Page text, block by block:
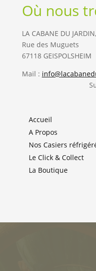
Où nous
LA CABANE DU JARDIN,
Rue des Muguets
67118 GEISPOLSHEIM
Mail :
Accueil
A Propos
Nos Casiers
Le Click & Collect
La Boutique